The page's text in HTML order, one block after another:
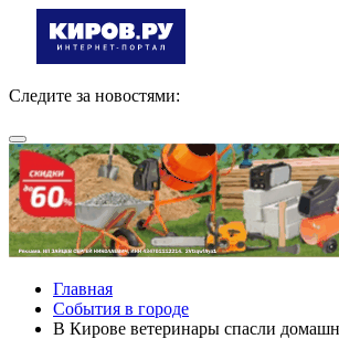
Следите за новостями:
Главная
События в городе
В Кирове ветеринары спасли